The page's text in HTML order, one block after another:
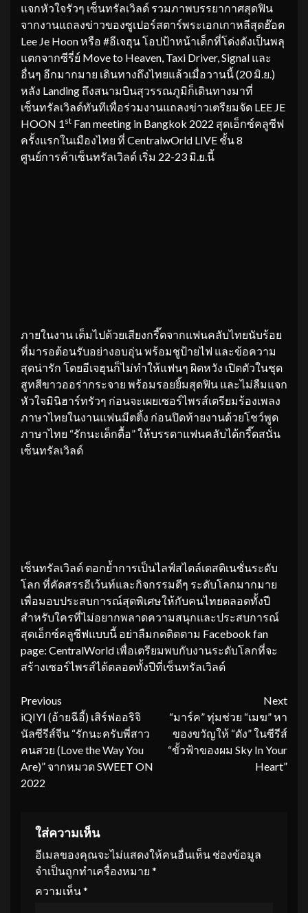
แจกหัวใจรัวๆ เซ็นทรัลเวิลด์ รวมภาพบรรยากาศสุดฟิน
จากงานแถลงข่าวของซูเปอร์สตาร์พระเอกเกาหลีสุดฮ๊อต
Lee Je Hoon หรือ #อีเจฮุน โอปป้าหน้าเด็กที่โด่งดังเป็นพลุ
แตกจากซีรี่ย์ Move to Heaven, Taxi Driver, Signal และ
อื่นๆ อีกมากมาย เดินทางถึงไทยแล้วเมื่อวานนี้ (20 มิ.ย.)
หลัง Landing ถึงสนามบินสุวรรณภูมิก็เดินทางมาที่
เซ็นทรัลเวิลด์ทันทีเพื่อร่วมงานแถลงข่าวเตรียมจัด LEE JE
HOON 1 st Fan meeting in Bangkok 2022 สุดเอ็กซ์คลูซีฟ
ครั้งแรกในเมืองไทย ที่ CentralwOrld LIVE ชั้น 8
ศูนย์การค้าเซ็นทรัลเวิลด์ เริ่ม 22-23 มิ.ย.นี้
ภายในงาน เต็มไปด้วยเสียงกรี๊ดจากแฟนคลับไทยนับร้อย
ที่มารอต้อนรับอย่างอบอุ่น พร้อมชูป้ายไฟ และข้อความ
สุดน่ารัก โดยอีเจฮุนก็ไม่ทำให้แฟนๆ ผิดหวัง เปิดตัวในชุด
สูทสีขาวออร่ากระจาย พร้อมรอยยิ้มสุดฟิน และไม่ลืมแจก
หัวใจมินิฮาร์ทรัวๆ ก่อนจะเผยเซอร์ไพรส์เตรียมร้องเพลง
ภาษาไทยในงานแฟนมีตติ้ง ก่อนปิดท้ายงานด้วยโชว์พูด
ภาษาไทย “รักนะเด็กดื้อ” ให้บรรดาแฟนคลับได้กรี๊ดสนั่น
เซ็นทรัลเวิลด์
เซ็นทรัลเวิลด์ ตอกย้ำการเป็นไลฟ์สไตล์เดสติเนชั่นระดับ
โลก ที่คัดสรรอีเว้นท์และกิจกรรมดีๆ ระดับโลกมากมาย
เพื่อมอบประสบการณ์สุดพิเศษให้กับคนไทยตลอดทั้งปี
สำหรับใครที่ไม่อยากพลาดความสนุกและประสบการณ์
สุดเอ็กซ์คลูซีฟแบบนี้ อย่าลืมกดติดตาม Facebook fan
page: CentralWorld เพื่อเตรียมพบกับงานระดับโลกที่จะ
สร้างเซอร์ไพรส์ได้ตลอดทั้งปีที่เซ็นทรัลเวิลด์
Continue
Reading
Previous
iQIYI (อ้ายฉีอี้) เสิร์ฟออริจิ
นัลซีรีส์จีน “รักนะครับพี่สาว
คนสวย (Love the Way You
Are)” จากหมวด SWEET ON
2022
Next
“มาร์ค” ทุ่มช่วย “เมฆ” หา
ของขวัญให้ “ดัง” ในซีรีส์
“ขั้วฟ้าของผม Sky In Your
Heart”
ใส่ความเห็น
อีเมลของคุณจะไม่แสดงให้คนอื่นเห็น ช่องข้อมูล
จำเป็นถูกทำเครื่องหมาย *
ความเห็น*